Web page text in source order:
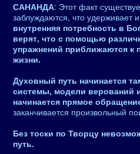
САНАНДА: Этот факт
заблуждаются, что удерживает
внутренняя потребность в
верят, что с помощью
упражнений приближаются к
жизни.
Духовный путь начинается
системы, модели верований
начинается прямое
заканчивается произвольный
Без тоски по Творцу
путь.